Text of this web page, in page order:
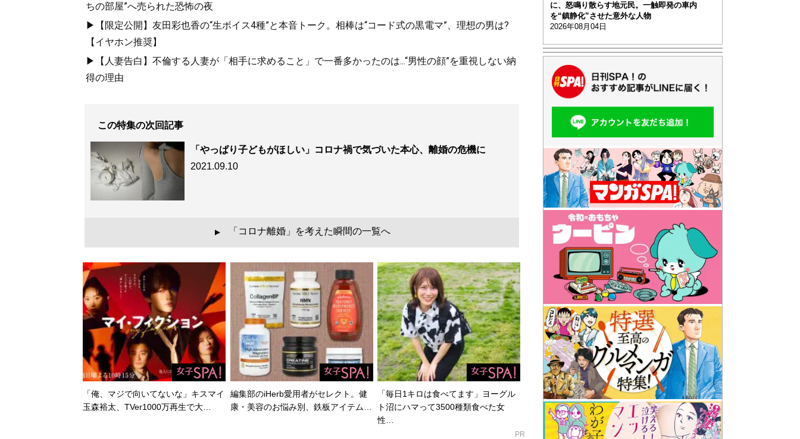
ちの部屋”へ売られた恐怖の夜
▶【限定公開】友田彩也香の“生ボイス4種”と本音トーク。相棒は“コード式の黒電マ”、理想の男は?
【イヤホン推奨】
▶【人妻告白】不倫する人妻が「相手に求めること」で一番多かったのは...“男性の顔”を重視しない納
得の理由
この特集の次回記事
「やっぱり子どもがほしい」コロナ禍で気づいた本心、離婚の危機に
2021.09.10
▲ 「コロナ離婚」を考えた瞬間の一覧へ
「俺、マジで向いてないな」キスマイ
玉森裕太、TVer1000万再生で大…
編集部のiHerb愛用者がセレクト。健
康・美容のお悩み別、鉄板アイテム…
「毎日1キロは食べてます」ヨーグル
ト沼にハマって3500種類食べた女
性…
PR
に、怒鳴り散らす地元民。一触即発の車内
を“鎮静化”させた意外な人物
2026年08月04日